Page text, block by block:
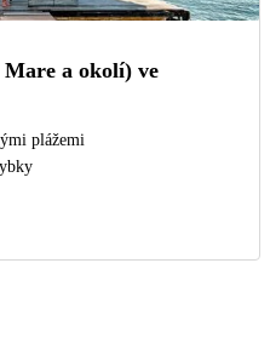
a okolí) ve
plážemi